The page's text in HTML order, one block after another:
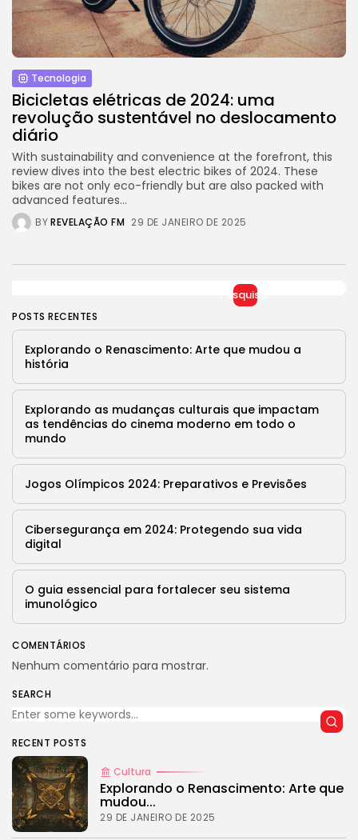
Preparativos e Previsões
29 DE JANEIRO DE 2025
Protegendo sua vida...
29 DE JANEIRO DE 2025
Saúde
14 Articles
Tecnologia
14 Articles
Política
Notícias
4.4 Saúde
Tracking Your Health: Top Fitness Tracker
BYREVELAÇÃO FM 29 DE JANEIRO DE 2025
4.5 Tecnologia
The Future of Urban Mobility: An In-Depth
REVELAÇÃO FM 29 DE JANEIRO DE 2025
3.8 Saúde
The Perfect Grind: How Premium Coffee
Grinders Elevate Your Brewing Experience
3.8 A Comprehensive Review of the Latest
Smartphone: Features, Performance, and
Tecnologia
Dive into the World of Noise Cancelling
Headphones
BYREVELAÇÃO FM 25 DE JUNHO DE 2024
Tecnologia
Bicicletas elétricas de 2024: uma
revolução sustentável no deslocamento
diário
With sustainability and convenience at the forefront, this
review dives into the best electric bikes of 2024. These
bikes are not only eco-friendly but are also packed with
advanced features...
BYREVELAÇÃO FM 29 DE JANEIRO DE 2025
Pesquisar
POSTS RECENTES
Explorando o Renascimento: Arte que mudou a
história
Explorando as mudanças culturais que impactam
as tendências do cinema moderno em todo o
mundo
Jogos Olímpicos 2024: Preparativos e Previsões
Cibersegurança em 2024: Protegendo sua vida
digital
O guia essencial para fortalecer seu sistema
imunológico
COMENTÁRIOS
Nenhum comentário para mostrar.
SEARCH
RECENT POSTS
Cultura
Explorando o Renascimento: Arte que
mudou...
29 DE JANEIRO DE 2025